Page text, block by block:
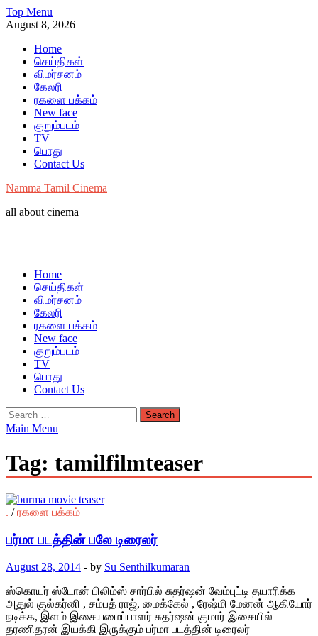
Skip
to
Top Menu
August 8, 2026
Home
செய்திகள்
விமர்சனம்
கேலரி
ரகளை பக்கம்
New face
குறும்படம்
TV
பொது
Contact Us
Namma Tamil Cinema
all about cinema
Home
செய்திகள்
விமர்சனம்
கேலரி
ரகளை பக்கம்
New face
குறும்படம்
TV
பொது
Contact Us
Search
for:
Main Menu
Tag: tamilfilmteaser
. /ரகளை பக்கம்
பர்மா படத்தின் பலே டிரைலர்
August 28, 2014 - by Su Senthilkumaran
ஸ்கொயர் ஸ்டோன் பிலிம்ஸ் சார்பில் சுதர்ஷன் வேம்புட்டி தயாரிக்க
அதுல் குல்கர்னி , சம்பத் ராஜ், மைக்கேல் , ரேஷ்மி மேனன் ஆகியோர்
நடிக்க, இளம் இசையமைப்பாளர் சுதர்ஷன் குமார் இசையில்
தரணிதரன் இயக்கி இருக்கும் பர்மா படத்தின் டிரைலர்